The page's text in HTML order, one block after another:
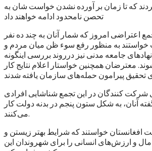
کردند که تا زمان بر آورده نشدن خواست شان به
تحصن نامحدود ادامه خواهند داد
اعتراضی امروز که شمار آنان به چند ده نفر
به منظور رفع سوء ظن میان مردم و
جامعه مدنی نیز درروند بررسی اینگونه
معترضان همچنین خواستار اعلام نتایج کار
کنندگان در این تجمع شناشایی افرادی
آنان، به شکل ستون پنجم در بدنه دولت کار
می‌کنند.
افغانستان خواستند که شرایط بهتر زیستن و
و ارزش‌های انسانی را برای شهروندان این